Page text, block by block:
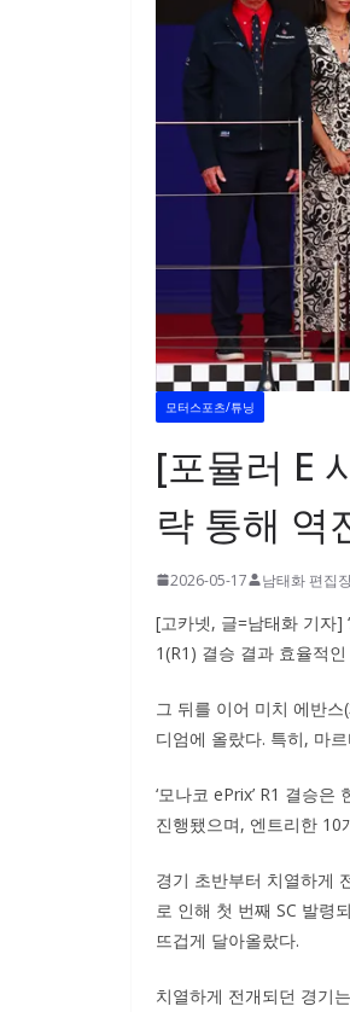
모터스포츠/튜닝
[포뮬러 E
략 통해 역
2026-05-17 남태화 편집
[고카넷, 글=남태화 기자]
1(R1) 결승 결과 효율적
그 뒤를 이어 미치 에반
디엄에 올랐다. 특히, 마
‘모나코 ePrix’ R1 결승
진행됐으며, 엔트리한 10
경기 초반부터 치열하게
로 인해 첫 번째 SC 발령
뜨겁게 달아올랐다.
치열하게 전개되던 경기